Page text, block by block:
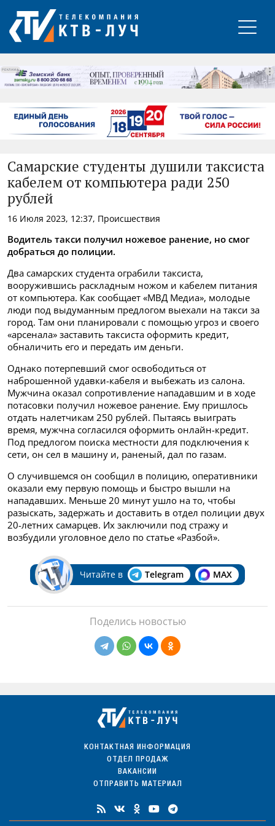
РЕКЛАМА
Самарские студенты душили таксиста
кабелем от компьютера ради 250
рублей
16 Июля 2023, 12:37, Происшествия
Водитель такси получил ножевое ранение, но смог
добраться до полиции.
Два самарских студента ограбили таксиста,
вооружившись раскладным ножом и кабелем питания
от компьютера. Как сообщает «МВД Медиа», молодые
люди под выдуманным предлогом выехали на такси за
город. Там они планировали с помощью угроз и своего
«арсенала» заставить таксиста оформить кредит,
обналичить его и передать им деньги.
Однако потерпевший смог освободиться от
наброшенной удавки-кабеля и выбежать из салона.
Мужчина оказал сопротивление нападавшим и в ходе
потасовки получил ножевое ранение. Ему пришлось
отдать налетчикам 250 рублей. Пытаясь выиграть
время, мужчна согласился оформить онлайн-кредит.
Под предлогом поиска местности для подключения к
сети, он сел в машину и, раненый, дал по газам.
О случившемся он сообщил в полицию, оперативники
оказали ему первую помощь и быстро вышли на
нападавших. Меньше 20 минут ушло на то, чтобы
разыскать, задержать и доставить в отдел полиции двух
20-летних самарцев. Их заключили под стражу и
возбудили уголовное дело по статье «Разбой».
Читайте в Telegram MAX
Поделись новостью
КОНТАКТНАЯ ИНФОРМАЦИЯ
ОТДЕЛ ПРОДАЖ
ВАКАНСИИ
ОТПРАВИТЬ МАТЕРИАЛ